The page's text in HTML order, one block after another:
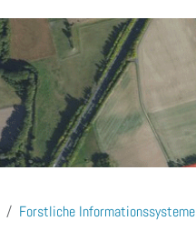
Forstliche Informationssysteme